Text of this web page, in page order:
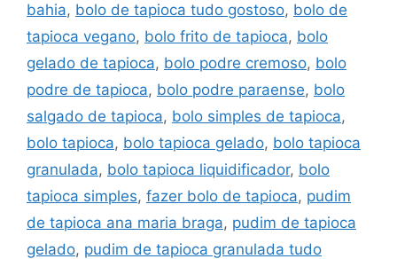
bahia, bolo de tapioca tudo gostoso, bolo de
tapioca vegano, bolo frito de tapioca, bolo
gelado de tapioca, bolo podre cremoso, bolo
podre de tapioca, bolo podre paraense, bolo
salgado de tapioca, bolo simples de tapioca,
bolo tapioca, bolo tapioca gelado, bolo tapioca
granulada, bolo tapioca liquidificador, bolo
tapioca simples, fazer bolo de tapioca, pudim
de tapioca ana maria braga, pudim de tapioca
gelado, pudim de tapioca granulada tudo